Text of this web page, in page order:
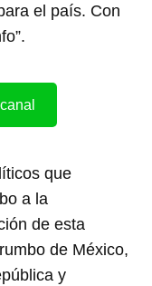
el país. Con
que
a la
de esta
de México,
y